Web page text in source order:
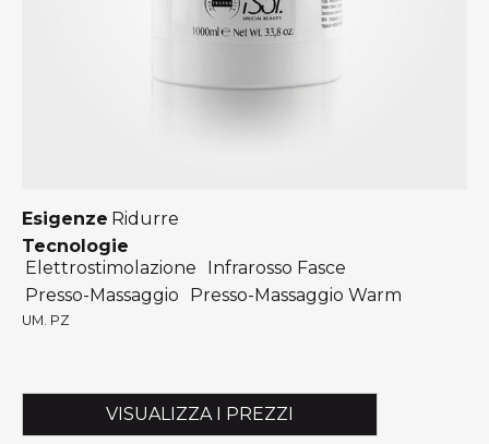
Esigenze Ridurre
Tecnologie
Elettrostimolazione
Infrarosso Fasce
Presso-Massaggio
Presso-Massaggio Warm
UM. PZ
VISUALIZZA I PREZZI